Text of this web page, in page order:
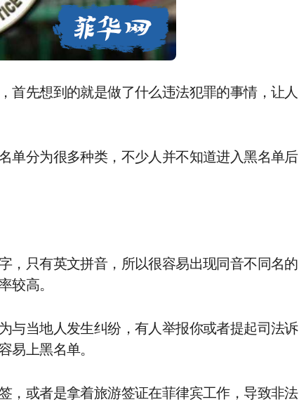
首先想到的就是做了什么违法犯罪的事情，让人
单分为很多种类，不少人并不知道进入黑名单后
，只有英文拼音，所以很容易出现同音不同名的
较高。
与当地人发生纠纷，有人举报你或者提起司法诉
易上黑名单。
，或者是拿着旅游签证在菲律宾工作，导致非法